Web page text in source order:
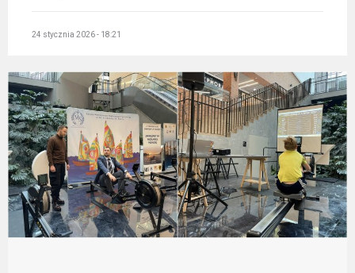
24 stycznia 2026 - 18:21